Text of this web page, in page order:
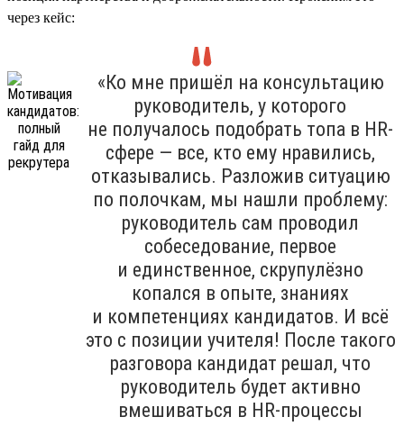
через кейс:
«Ко мне пришёл на консультацию
руководитель, у которого
не получалось подобрать топа в HR-
сфере — все, кто ему нравились,
отказывались. Разложив ситуацию
по полочкам, мы нашли проблему:
руководитель сам проводил
собеседование, первое
и единственное, скрупулёзно
копался в опыте, знаниях
и компетенциях кандидатов. И всё
это с позиции учителя! После такого
разговора кандидат решал, что
руководитель будет активно
вмешиваться в HR-процессы